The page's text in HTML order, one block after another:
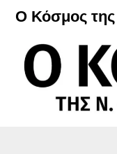
Μετάβαση
περιεχόμενο
Ο Κόσμος της